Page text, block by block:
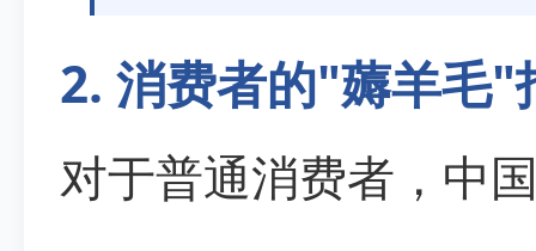
2. 消费者的"薅羊毛"
对于普通消费者，中